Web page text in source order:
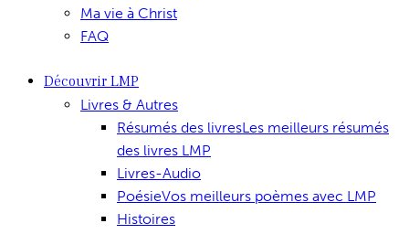
Ma vie à Christ
FAQ
Découvrir LMP
Livres & Autres
Résumés des livresLes meilleurs résumés
des livres LMP
Livres-Audio
PoésieVos meilleurs poèmes avec LMP
Histoires